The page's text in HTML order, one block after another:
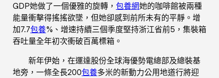
GDP她做了一個優雅的旋轉， 包養網她的咖啡館被兩種
能量衝擊得搖搖欲墜，但她卻感到前所未有的平靜。增
加7.7包養%、增速持續三個季度堅持浙江省前5，集裝箱
吞吐量全年初次衝破百萬標箱。
新年伊始，在運達股份全球海優勢電總部及總裝基
地旁，一條全長200包養多米的新動力公用地道行將迎